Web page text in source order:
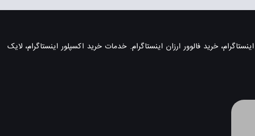
خرید فالوور ارزان اینستاگرام. خدمات خرید اکسپلور اینستاگرام، لایک